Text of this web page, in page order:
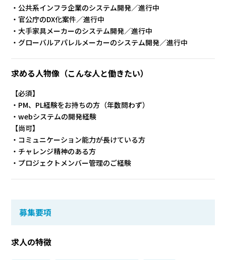
・公共系インフラ企業のシステム開発／進行中
・官公庁のDX化案件／進行中
・大手家具メーカーのシステム開発／進行中
・グローバルアパレルメーカーのシステム開発／進行中
求める人物像 （こんな人と働きたい）
【必須】
・PM、PL経験をお持ちの方（年数問わず）
・webシステムの開発経験
【尚可】
・コミュニケーション能力が長けている方
・チャレンジ精神のある方
・プロジェクトメンバー管理のご経験
募集要項
求人の特徴